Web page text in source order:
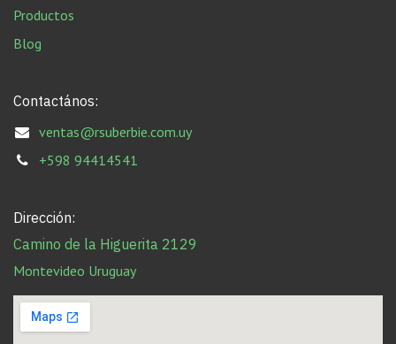
Productos
Blog
Contactános:
ventas@rsuberbie.com.uy
+598 94414541
Dirección:
Camino de la Higuerita 2129
Montevideo Uruguay